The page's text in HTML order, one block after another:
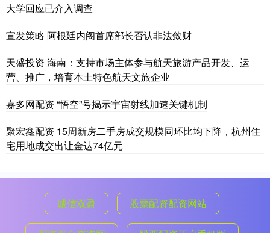
大学回应已介入调查
宣发策略 阿根廷内阁首席部长否认非法敛财
天盛投资 海南：支持市场主体参与航天旅游产品开发、运
营、推广，培育本土特色航天文旅企业
嘉多网配资 “悟空”号揭示宇宙射线加速关键机制
聚宏鑫配资 15周新房二手房成交规模同环比均下降，杭州住
宅用地成交出让金达74亿元
诚信双盈 股票配资配资网站